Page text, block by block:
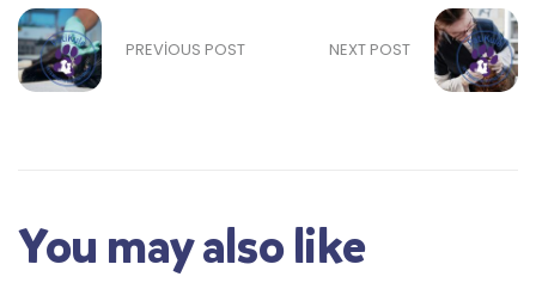
PREVIOUS POST NEXT POST
You may also like